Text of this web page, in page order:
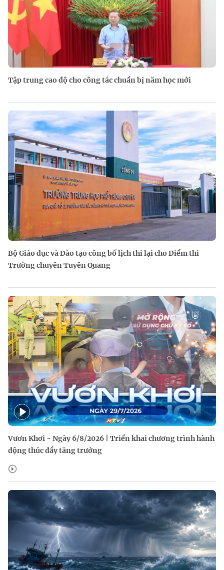
Tập trung cao độ cho công tác chuẩn bị năm học mới
Bộ Giáo dục và Đào tạo công bố lịch thi lại cho Điểm thi
Trường chuyên Tuyên Quang
Vươn Khơi - Ngày 6/8/2026 | Triển khai chương trình hành
động thúc đẩy tăng trưởng